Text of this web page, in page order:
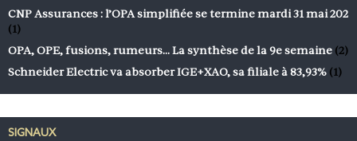
CNP Assurances : l’OPA simplifiée se termine mardi 31 mai 202
(1)
OPA, OPE, fusions, rumeurs… La synthèse de la 9e semaine (2)
Schneider Electric va absorber IGE+XAO, sa filiale à 83,93% (1)
SIGNAUX